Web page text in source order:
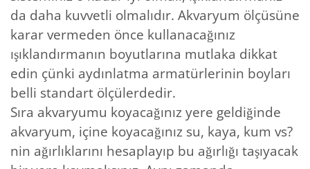
da daha kuvvetli olmalıdır. Akvaryum ölçüsüne
karar vermeden önce kullanacağınız
ışıklandırmanın boyutlarına mutlaka dikkat
edin çünki aydınlatma armatürlerinin boyları
belli standart ölçülerdedir.
Sıra akvaryumu koyacağınız yere geldiğinde
akvaryum, içine koyacağınız su, kaya, kum vs?
nin ağırlıklarını hesaplayıp bu ağırlığı taşıyacak